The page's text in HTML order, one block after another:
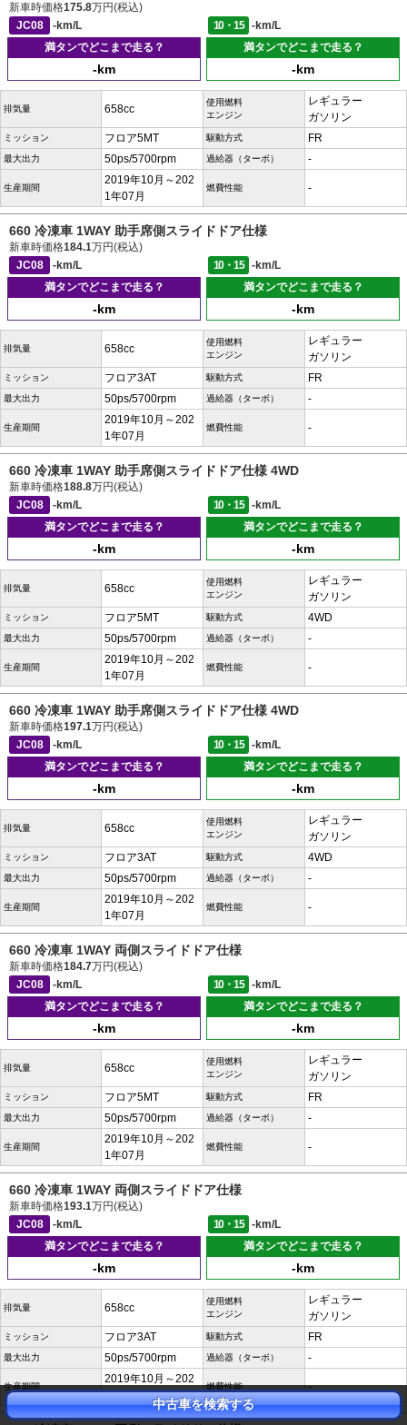
新車時価格175.8万円(税込)
JC08
-km/L 10・15
-km/L
満タンでどこまで走る？
-km
満タンでどこまで走る？
-km
排気量 658cc
使用燃料
エンジン
レギュラー
ガソリン
ミッション フロア5MT 駆動方式 FR
最大出力 50ps/5700rpm 過給器（ターボ） -
生産期間
2019年10月～202
1年07月
燃費性能 -
660 冷凍車 1WAY 助手席側スライドドア仕様
新車時価格184.1万円(税込)
JC08
-km/L 10・15
-km/L
満タンでどこまで走る？
-km
満タンでどこまで走る？
-km
排気量 658cc
使用燃料
エンジン
レギュラー
ガソリン
ミッション フロア3AT 駆動方式 FR
最大出力 50ps/5700rpm 過給器（ターボ） -
生産期間
2019年10月～202
1年07月
燃費性能 -
660 冷凍車 1WAY 助手席側スライドドア仕様 4WD
新車時価格188.8万円(税込)
JC08
-km/L 10・15
-km/L
満タンでどこまで走る？
-km
満タンでどこまで走る？
-km
排気量 658cc
使用燃料
エンジン
レギュラー
ガソリン
ミッション フロア5MT 駆動方式 4WD
最大出力 50ps/5700rpm 過給器（ターボ） -
生産期間
2019年10月～202
1年07月
燃費性能 -
660 冷凍車 1WAY 助手席側スライドドア仕様 4WD
新車時価格197.1万円(税込)
JC08
-km/L 10・15
-km/L
満タンでどこまで走る？
-km
満タンでどこまで走る？
-km
排気量 658cc
使用燃料
エンジン
レギュラー
ガソリン
ミッション フロア3AT 駆動方式 4WD
最大出力 50ps/5700rpm 過給器（ターボ） -
生産期間
2019年10月～202
1年07月
燃費性能 -
660 冷凍車 1WAY 両側スライドドア仕様
新車時価格184.7万円(税込)
JC08
-km/L 10・15
-km/L
満タンでどこまで走る？
-km
満タンでどこまで走る？
-km
排気量 658cc
使用燃料
エンジン
レギュラー
ガソリン
ミッション フロア5MT 駆動方式 FR
最大出力 50ps/5700rpm 過給器（ターボ） -
生産期間
2019年10月～202
1年07月
燃費性能 -
660 冷凍車 1WAY 両側スライドドア仕様
新車時価格193.1万円(税込)
JC08
-km/L 10・15
-km/L
満タンでどこまで走る？
-km
満タンでどこまで走る？
-km
排気量 658cc
使用燃料
エンジン
レギュラー
ガソリン
ミッション フロア3AT 駆動方式 FR
最大出力 50ps/5700rpm 過給器（ターボ） -
生産期間
2019年10月～202
1年07月
燃費性能 -
中古車を検索する